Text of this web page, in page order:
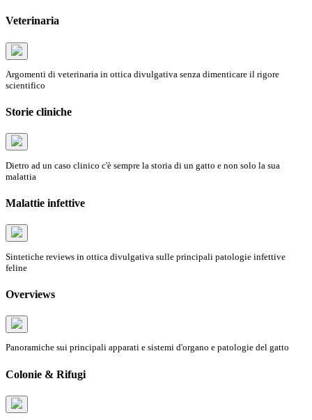
Veterinaria
Argomenti di veterinaria in ottica divulgativa senza dimenticare il rigore
scientifico
Storie cliniche
Dietro ad un caso clinico c'è sempre la storia di un gatto e non solo la sua
malattia
Malattie infettive
Sintetiche reviews in ottica divulgativa sulle principali patologie infettive
feline
Overviews
Panoramiche sui principali apparati e sistemi d'organo e patologie del gatto
Colonie & Rifugi